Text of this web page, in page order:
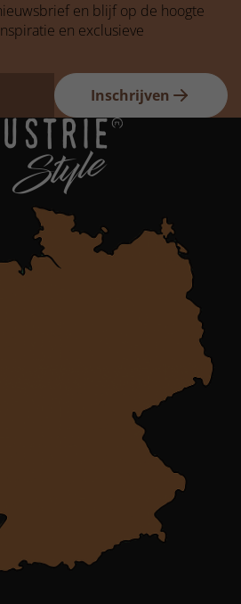
en blijf op de hoogte
en exclusieve
Inschrijven